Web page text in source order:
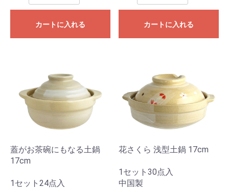
カートに入れる カートに入れる
蓋がお茶碗にもなる土鍋
17cm
1セット24点入
花さくら 浅型土鍋 17cm
1セット30点入
中国製